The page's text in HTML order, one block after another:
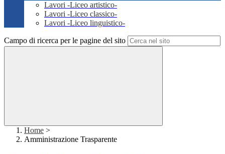
Lavori -Liceo artistico-
Lavori -Liceo classico-
Lavori -Liceo linguistico-
Campo di ricerca per le pagine del sito
Home >
Amministrazione Trasparente